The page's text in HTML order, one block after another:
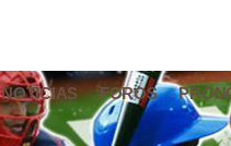
NOTICIAS FOROS